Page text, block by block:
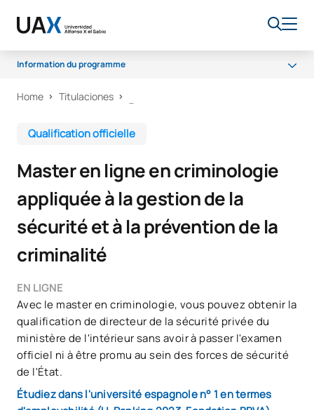
Information du programme
Programme
Débouchés professionnels
Home Titulaciones
Qualification officielle
Master en ligne en criminologie
appliquée à la gestion de la
sécurité et à la prévention de la
criminalité
EN LIGNE
Avec le master en criminologie, vous pouvez obtenir la
qualification de directeur de la sécurité privée du
ministère de l'intérieur sans avoir à passer l'examen
officiel ni à être promu au sein des forces de sécurité
de l'État.
Étudiez dans l'université espagnole n° 1 en termes